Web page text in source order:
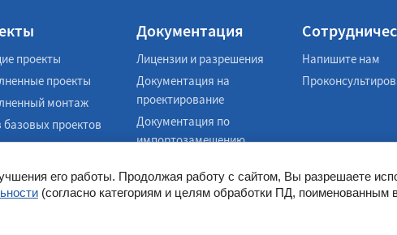
проекты
проекты
монтаж
базовых проектов
Документация
Лицензии и разрешения
Документация на
проектирование
Документация по
импортозамещению
Напишите нам
его работы. Продолжая работу с сайтом, Вы разрешаете
(согласно категориям и целям обработки ПД, поименованным